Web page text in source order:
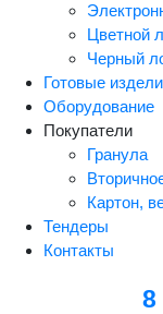
Цветной
Черный
Готовые
Оборудование
Покупатели
Гранула
Картон,
Тендеры
Контакты
8